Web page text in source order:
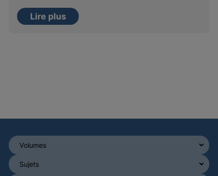
Lire plus